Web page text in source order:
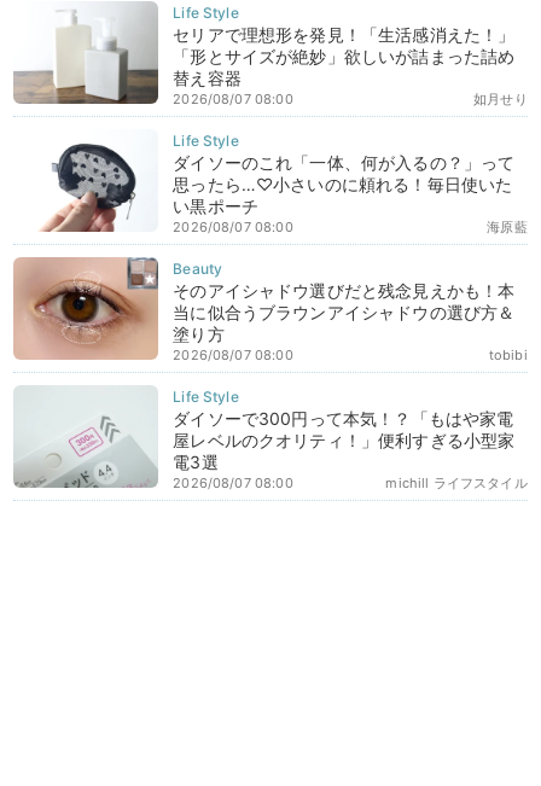
セリアで理想形を発見！「生活感消えた！」
「形とサイズが絶妙」欲しいが詰まった詰め
替え容器
如月せり
2026/08/07 08:00
ダイソーのこれ「一体、何が入るの？」って
思ったら…♡小さいのに頼れる！毎日使いた
い黒ポーチ
海原藍
2026/08/07 08:00
そのアイシャドウ選びだと残念見えかも！本
当に似合うブラウンアイシャドウの選び方＆
塗り方
tobibi
2026/08/07 08:00
ダイソーで300円って本気！？「もはや家電
屋レベルのクオリティ！」便利すぎる小型家
電3選
michill ライフスタイル
2026/08/07 08:00